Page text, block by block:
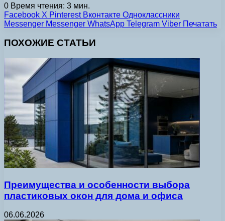
0 Время чтения: 3 мин.
Facebook X Pinterest Вконтакте Одноклассники
Messenger Messenger WhatsApp Telegram Viber Печатать
ПОХОЖИЕ СТАТЬИ
Преимущества и особенности выбора
пластиковых окон для дома и офиса
06.06.2026